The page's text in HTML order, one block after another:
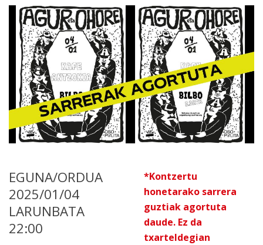
EGUNA/ORDUA
2025/01/04
LARUNBATA
22:00
*Kontzertu
honetarako sarrera
guztiak agortuta
daude. Ez da
txarteldegian